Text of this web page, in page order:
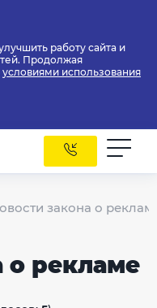
работу сайта и
Продолжая
условиями использования
закона о
о рекламе